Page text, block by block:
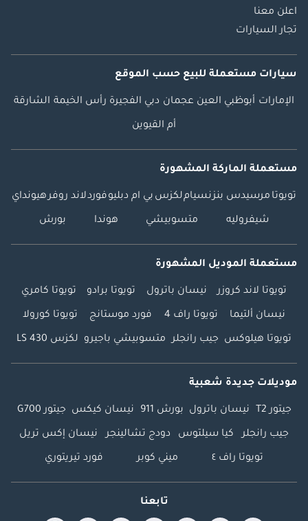
اعلن معنا
تجار السيارات
سيارات مستعملة للبيع حسب الموقع
الإمارات أبوظبي العين عجمان دبي الفجيرة رأس الخيمة الشارقة
أم القيوين
مستعملة الماركة المشهورة
تويوتا مرسيدس بنزنسياملكزس بي ام دبليوفوردلاند روفرهيونداي
شيفروليه متسوبيشي هوندا بورش
مستعملة الموديل المشهورة
تويوتا لاند كروزر نيسان باترول تويوتا برادو تويوتا كامري
نيسان ألتيما تويوتا راف 4 فورد موستانج تويوتا كورولا
تويوتا هيلوكس جيب رانجلر متسوبيشي باجيرو لكزس LS 430
موديلات جديدة شعبية
جيتور T2 نيسان باترول بورش 911 نيسان كيكس جيتور G700
جيب رانجلر كيا سيلتوس دودج تشالينجر نيسان إكس تريل
تويوتا راف ٤ ميني كوبر فورد تيريتوري
تابعنا